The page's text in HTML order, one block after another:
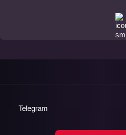
Telegram